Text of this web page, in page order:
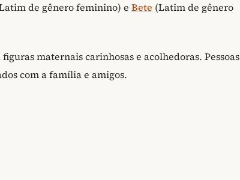
de gênero feminino) e Bete (Latim de gênero
maternais carinhosas e acolhedoras. Pessoas
com a família e amigos.